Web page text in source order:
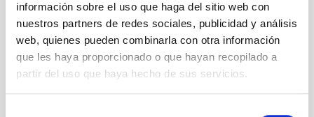
información sobre el uso que haga del sitio web con
nuestros partners de redes sociales, publicidad y análisis
web, quienes pueden combinarla con otra información
que les haya proporcionado o que hayan recopilado a
partir del uso que haya hecho de sus servicios.